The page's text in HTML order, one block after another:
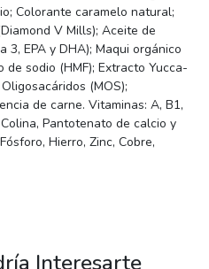
Colorante caramelo natural;
V Mills); Aceite de
EPA y DHA); Maqui orgánico
sodio (HMF); Extracto Yucca-
(MOS);
de carne. Vitaminas: A, B1,
Pantotenato de calcio y
Hierro, Zinc, Cobre,
Interesarte